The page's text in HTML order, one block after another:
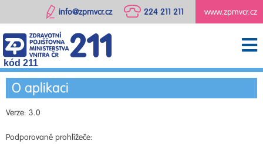
www.zpmvcr.cz
224 211 211
info@zpmvcr.cz
kód 211
O aplikaci
Verze: 3.0
Podporované prohlížeče: